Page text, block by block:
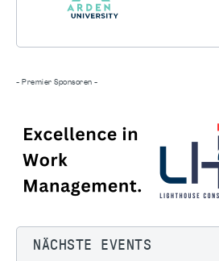
- Premier Sponsoren -
NÄCHSTE EVENTS